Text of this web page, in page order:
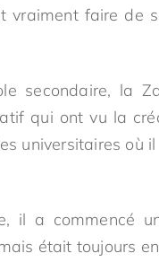
vraiment faire de
secondaire, la
qui ont vu la
universitaires où
il a commencé
était toujours